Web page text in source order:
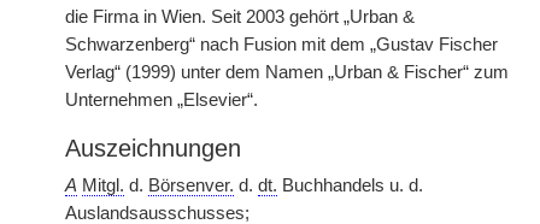
die Firma in Wien. Seit 2003 gehört „Urban &
Schwarzenberg“ nach Fusion mit dem „Gustav Fischer
Verlag“ (1999) unter dem Namen „Urban & Fischer“ zum
Unternehmen „Elsevier“.
Auszeichnungen
A Mitgl. d. Börsenver. d. dt. Buchhandels u. d.
Auslandsausschusses;